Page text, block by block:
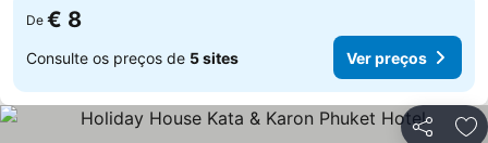
De € 8
Consulte os preços de 5 sites Ver preços
Partilhar